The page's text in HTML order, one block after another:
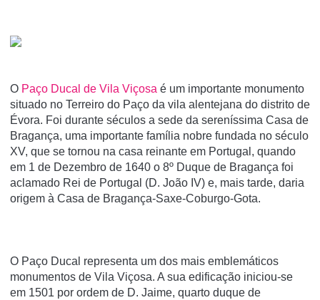
O Paço Ducal de Vila Viçosa é um importante monumento
situado no Terreiro do Paço da vila alentejana do distrito de
Évora. Foi durante séculos a sede da serení­ssima Casa de
Bragança, uma importante famí­lia nobre fundada no século
XV, que se tornou na casa reinante em Portugal, quando
em 1 de Dezembro de 1640 o 8º Duque de Bragança foi
aclamado Rei de Portugal (D. João IV) e, mais tarde, daria
origem à Casa de Bragança-Saxe-Coburgo-Gota.
O Paço Ducal representa um dos mais emblemáticos
monumentos de Vila Viçosa. A sua edificação iniciou-se
em 1501 por ordem de D. Jaime, quarto duque de